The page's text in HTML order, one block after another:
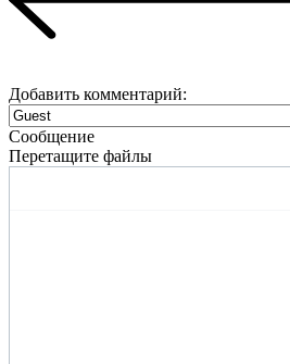
Добавить комментарий:
Сообщение
Перетащите файлы